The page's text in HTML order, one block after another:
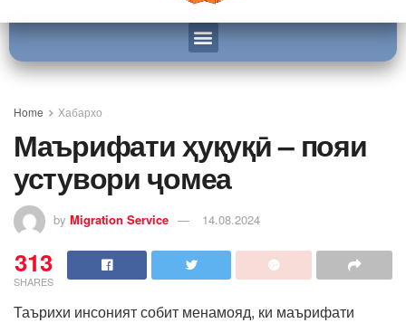
Home Хабархо
Маърифати ҳуқуқӣ – пояи
устувори ҷомеа
by Migration Service 14.08.2024
313
SHARES
Таърихи инсоният собит менамояд, ки маърифати